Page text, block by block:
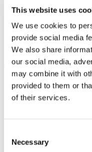
This website uses
We use cookies to
provide social media
We also share
our social media,
may combine it with
provided to them or
of their services.
Selection
Necessary
abitudini estive dei
italiani in viaggio
12,3 milioni hanno già
milioni hanno scelto
Leggi tutto...
Agosto
2026
I viaggiatori cercano di
senza spendere di più in